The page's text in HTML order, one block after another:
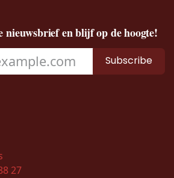
en blijf op de hoogte!
Subscribe
27